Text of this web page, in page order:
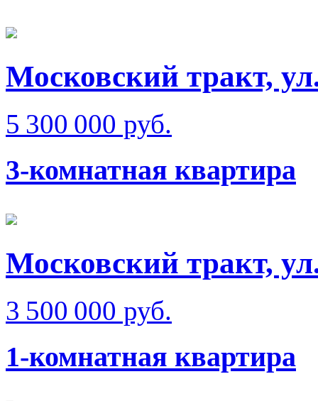
Московский тракт,
5 300 000 руб.
3-комнатная квартира
Московский тракт,
3 500 000 руб.
1-комнатная квартира